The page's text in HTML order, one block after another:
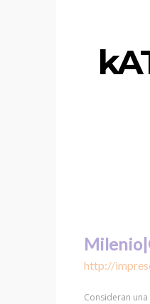
http://
Consideran